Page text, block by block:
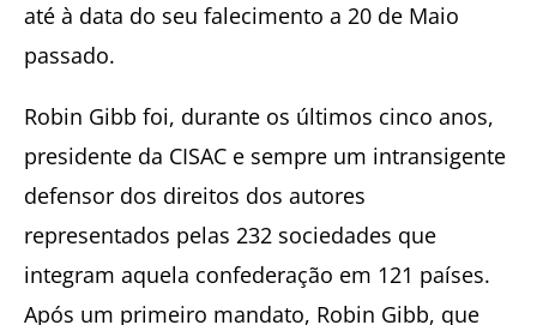
até à data do seu falecimento a 20 de Maio
passado.
Robin Gibb foi, durante os últimos cinco anos,
presidente da CISAC e sempre um intransigente
defensor dos direitos dos autores
representados pelas 232 sociedades que
integram aquela confederação em 121 países.
Após um primeiro mandato, Robin Gibb, que